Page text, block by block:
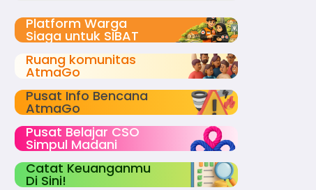
Platform Warga
Siaga untuk SIBAT
Ruang komunitas
AtmaGo
Pusat Info Bencana
AtmaGo
Pusat Belajar CSO
Simpul Madani
Catat Keuanganmu
Di Sini!